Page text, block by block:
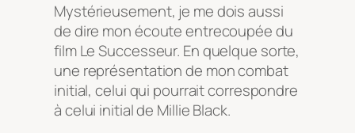
Mystérieusement, je me dois aussi
de dire mon écoute entrecoupée du
film Le Successeur. En quelque sorte,
une représentation de mon combat
initial, celui qui pourrait correspondre
à celui initial de Millie Black.